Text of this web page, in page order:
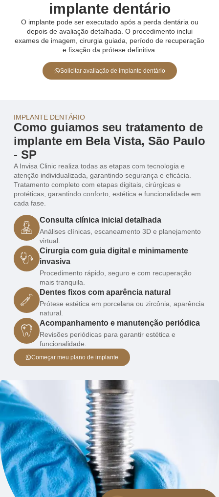
implante dentário
O implante pode ser executado após a perda dentária ou
depois de avaliação detalhada. O procedimento inclui
exames de imagem, cirurgia guiada, período de recuperação
e fixação da prótese definitiva.
Solicitar avaliação de implante dentário
IMPLANTE DENTÁRIO
Como guiamos seu tratamento de
implante em Bela Vista, São Paulo
- SP
A Invisa Clinic realiza todas as etapas com tecnologia e
atenção individualizada, garantindo segurança e eficácia.
Tratamento completo com etapas digitais, cirúrgicas e
protéticas, garantindo conforto, estética e funcionalidade em
cada fase.
Consulta clínica inicial detalhada
Análises clínicas, escaneamento 3D e planejamento
virtual.
Cirurgia com guia digital e minimamente
invasiva
Procedimento rápido, seguro e com recuperação
mais tranquila.
Dentes fixos com aparência natural
Prótese estética em porcelana ou zircônia, aparência
natural.
Acompanhamento e manutenção periódica
Revisões periódicas para garantir estética e
funcionalidade.
Começar meu plano de implante